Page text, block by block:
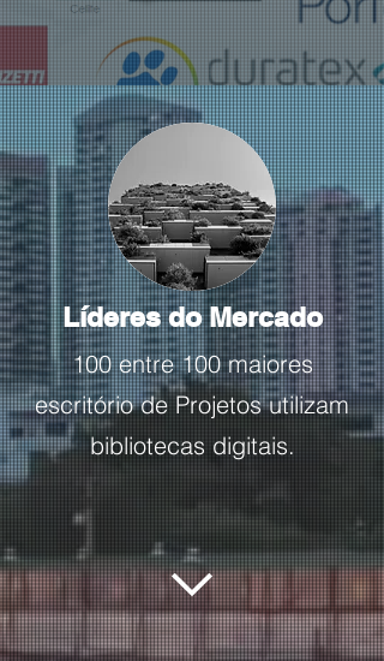
Líderes do Mercado
100 entre 100 maiores
escritório de Projetos utilizam
bibliotecas digitais.